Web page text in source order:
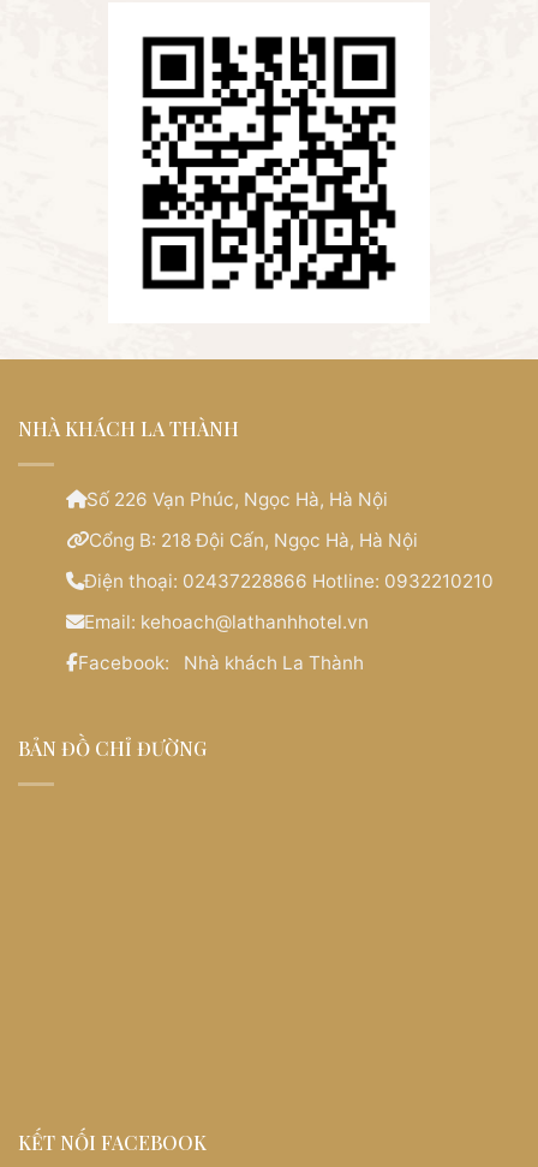
NHÀ KHÁCH LA THÀNH
Số 226 Vạn Phúc, Ngọc Hà, Hà Nội
Cổng B: 218 Đội Cấn, Ngọc Hà, Hà Nội
Điện thoại: 02437228866 Hotline: 0932210210
Email: kehoach@lathanhhotel.vn
Facebook: Nhà khách La Thành
BẢN ĐỒ CHỈ ĐƯỜNG
KẾT NỐI FACEBOOK